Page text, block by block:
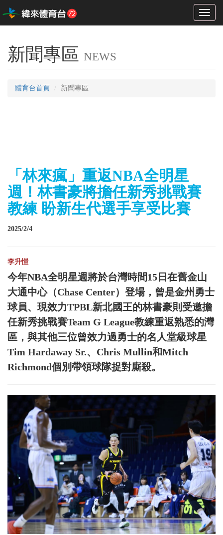
Toggle
新聞專區 NEWS
體育台首頁 新聞專區
「林來瘋」重返NBA全明星
週！林書豪將擔任新秀挑戰賽
教練 盼新生代選手享受比賽
2025/2/4
李升愷
今年NBA全明星週將於台灣時間15日在舊金山
大通中心（Chase Center）登場，曾是金州勇士
球員、現效力TPBL新北國王的林書豪則受邀擔
任新秀挑戰賽Team G League教練重返熟悉的灣
區，與其他三位曾效力過勇士的名人堂級球星
Tim Hardaway Sr.、Chris Mullin和Mitch
Richmond個別帶領球隊捉對廝殺。